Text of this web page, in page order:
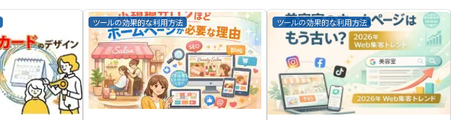
ツールの効果的な利用方法 ツールの効果的な利用方法